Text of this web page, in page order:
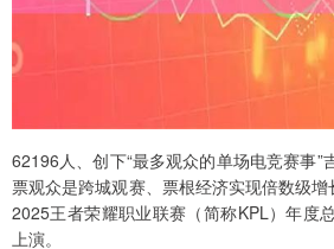
62196人、创下“最多观众的单场电竞赛事”
票观众是跨城观赛、票根经济实现倍数级
2025王者荣耀职业联赛（简称KPL）年度
上演。